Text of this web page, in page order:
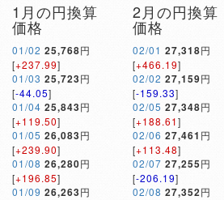
1月の円換算
価格
01/02 25,768円
[+237.99]
01/03 25,723円
[-44.05]
01/04 25,843円
[+119.50]
01/05 26,083円
[+239.90]
01/08 26,280円
[+196.85]
01/09 26,263円
2月の円換算
価格
02/01 27,318円
[+466.19]
02/02 27,159円
[-159.33]
02/05 27,348円
[+188.61]
02/06 27,461 円
[+113.48]
02/07 27,255円
[-206.19]
02/08 27,352円